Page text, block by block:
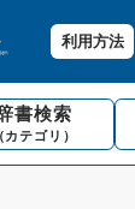
利用方法
書検索
（カテゴリ）